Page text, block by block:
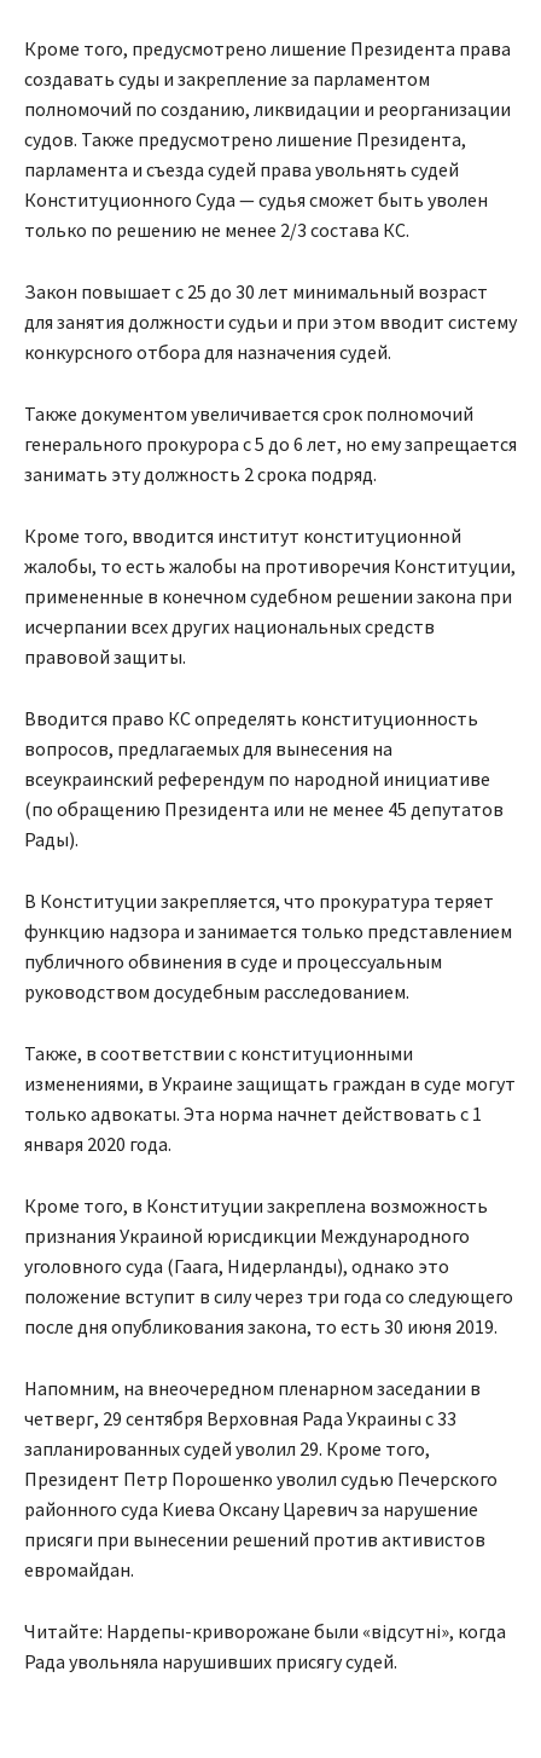
Кроме того, предусмотрено лишение Президента права
создавать суды и закрепление за парламентом
полномочий по созданию, ликвидации и реорганизации
судов. Также предусмотрено лишение Президента,
парламента и съезда судей права увольнять судей
Конституционного Суда — судья сможет быть уволен
только по решению не менее 2/3 состава КС.
Закон повышает с 25 до 30 лет минимальный возраст
для занятия должности судьи и при этом вводит систему
конкурсного отбора для назначения судей.
Также документом увеличивается срок полномочий
генерального прокурора с 5 до 6 лет, но ему запрещается
занимать эту должность 2 срока подряд.
Кроме того, вводится институт конституционной
жалобы, то есть жалобы на противоречия Конституции,
примененные в конечном судебном решении закона при
исчерпании всех других национальных средств
правовой защиты.
Вводится право КС определять конституционность
вопросов, предлагаемых для вынесения на
всеукраинский референдум по народной инициативе
(по обращению Президента или не менее 45 депутатов
Рады).
В Конституции закрепляется, что прокуратура теряет
функцию надзора и занимается только представлением
публичного обвинения в суде и процессуальным
руководством досудебным расследованием.
Также, в соответствии с конституционными
изменениями, в Украине защищать граждан в суде могут
только адвокаты. Эта норма начнет действовать с 1
января 2020 года.
Кроме того, в Конституции закреплена возможность
признания Украиной юрисдикции Международного
уголовного суда (Гаага, Нидерланды), однако это
положение вступит в силу через три года со следующего
после дня опубликования закона, то есть 30 июня 2019.
Напомним, на внеочередном пленарном заседании в
четверг, 29 сентября Верховная Рада Украины с 33
запланированных судей уволил 29. Кроме того,
Президент Петр Порошенко уволил судью Печерского
районного суда Киева Оксану Царевич за нарушение
присяги при вынесении решений против активистов
евромайдан.
Читайте: Нардепы-криворожане были «відсутні», когда
Рада увольняла нарушивших присягу судей.